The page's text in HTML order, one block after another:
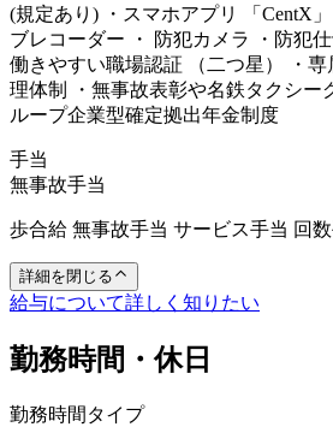
(規定あり) ・スマホアプリ 「CentX
ブレコーダー ・ 防犯カメラ ・防犯
働きやすい職場認証 （二つ星） ・
理体制 ・無事故表彰や名鉄タクシー
ループ企業型確定拠出年金制度
手当
無事故手当
歩合給 無事故手当 サービス手当 回
詳細を閉じる
給与について詳しく知りたい
勤務時間・休日
勤務時間タイプ